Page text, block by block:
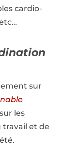
cardio-
sur
les
travail et de